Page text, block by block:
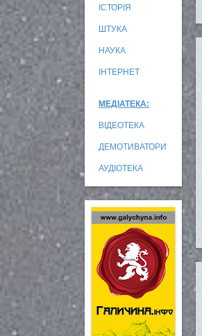
ІСТОРІЯ
ШТУКА
НАУКА
ІНТЕРНЕТ
МЕДІАТЕКА:
ВІДЕОТЕКА
ДЕМОТИВАТОРИ
АУДІОТЕКА